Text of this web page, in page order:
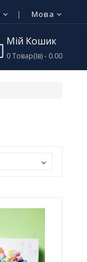
Мова
Мій Кошик
0 Товар(ів) - 0.00